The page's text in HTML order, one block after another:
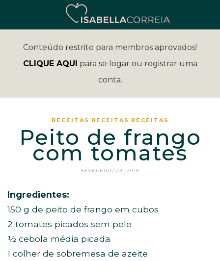
Conteúdo restrito para membros aprovados!
CLIQUE AQUI para se logar ou registrar uma
conta.
RECEITAS RECEITAS RECEITAS
Peito de frango
com tomates
FEVEREIRO 23, 2016
Ingredientes:
150 g de peito de frango em cubos
2 tomates picados sem pele
½ cebola média picada
1 colher de sobremesa de azeite